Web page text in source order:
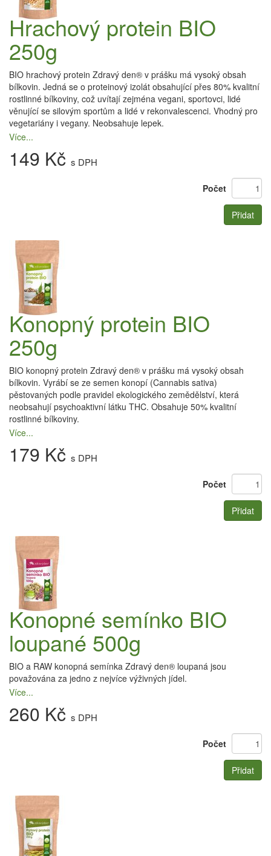
Hrachový protein BIO
250g
BIO hrachový protein Zdravý den® v prášku má vysoký obsah
bílkovin. Jedná se o proteinový izolát obsahující přes 80% kvalitní
rostlinné bílkoviny, což uvítají zejména vegani, sportovci, lidé
věnující se silovým sportům a lidé v rekonvalescenci. Vhodný pro
vegetariány i vegany. Neobsahuje lepek.
Více...
149 Kč s DPH
Počet
Přidat
Konopný protein BIO
250g
BIO konopný protein Zdravý den® v prášku má vysoký obsah
bílkovin. Vyrábí se ze semen konopí (Cannabis sativa)
pěstovaných podle pravidel ekologického zemědělství, která
neobsahují psychoaktivní látku THC. Obsahuje 50% kvalitní
rostlinné bílkoviny.
Více...
179 Kč s DPH
Počet
Přidat
Konopné semínko BIO
loupané 500g
BIO a RAW konopná semínka Zdravý den® loupaná jsou
považována za jedno z nejvíce výživných jídel.
Více...
260 Kč s DPH
Počet
Přidat